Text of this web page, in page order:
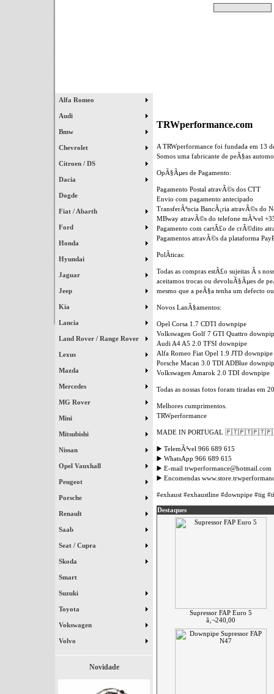
Alfa Romeo
Audi
Bmw
Chevrolet
Citroen / DS
Dacia
Dogde
Fiat / Abarth
Ford
Honda
Hyundai
Jaguar
Jeep
Kia
Lancia
Land Rover / Range Rover
Lexus
Mazda
Mercedes
MG Rover
Mini
Mitsubishi
Nissan
Opel Vauxhall
Peugeot
Porsche
Renault
Saab
Seat / Cupra
Skoda
Smart
Suzuki
Toyota
Vokswagen
Volvo
Novidade
TRWperformance.com
A TRWperformance foi fundada em 13
Somos uma fabricante de peÃ§as
OpÃ§Ãµes de Pagamento:
Pagamento Postal atravÃ©s dos CTT
Envio com pagamento antecipado
TransferÃªncia BancÃ¡ria atravÃ©s do
MBway atravÃ©s do telefone mÃ³vel
Pagamento com cartÃ£o de crÃ©dito
Pagamentos atravÃ©s da plataforma
PolÃ­ticas:
Todas as compras estÃ£o sujeitas Ã s
aceitamos trocas ou devoluÃ§Ãµes de
mesmo que a peÃ§a tenha um defecto
Novos LanÃ§amentos:
Opel Corsa 1.7 CDTI downpipe
Volkswagen Golf 7 GTI Quattro
Audi A4 A5 2.0 TFSI downpipe
Alfa Romeo Fiat Opel 1.9 JTD downpipe
Porsche Macan 3.0 TDI ADBlue
Volkswagen Amarok 2.0 TDI downpipe
Todas as nossas fotos foram tiradas em
Melhores cumprimentos.
TRWperformance
MADE IN PORTUGAL
▶️ TelemÃ³vel 966 689 615
▶️ WhatsApp 966 689 615
▶️ E-mail trwperformance@hotmail.com
▶️ Encomendas
#exhaust #exhaustline #downpipe #tig
Destaques
Supressor FAP Euro 5
â‚¬240,00